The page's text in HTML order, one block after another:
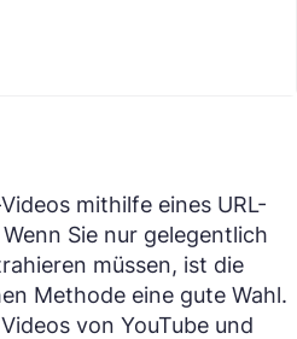
mithilfe eines URL-
Sie nur gelegentlich
müssen, ist die
Methode eine gute Wahl.
von YouTube und